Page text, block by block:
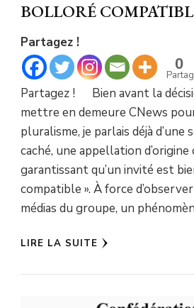
BOLLORÉ
Partagez !
0
Partagez ! Bien avant la
mettre en demeure CNews
pluralisme, je parlais déjà
caché, une appellation
garantissant qu’un invité est
compatible ». À force
médias du groupe, un
LIRE LA SUITE